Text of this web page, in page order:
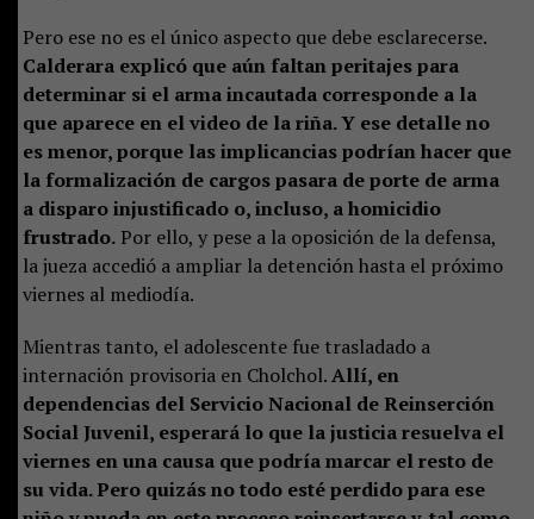
Pero ese no es el único aspecto que debe esclarecerse.
Calderara explicó que aún faltan peritajes para
determinar si el arma incautada corresponde a la
que aparece en el video de la riña. Y ese detalle no
es menor, porque las implicancias podrían hacer que
la formalización de cargos pasara de porte de arma
a disparo injustificado o, incluso, a homicidio
frustrado.Por ello, y pese a la oposición de la defensa,
la jueza accedió a ampliar la detención hasta el próximo
viernes al mediodía.
Mientras tanto, el adolescente fue trasladado a
internación provisoria en Cholchol.Allí, en
dependencias del Servicio Nacional de Reinserción
Social Juvenil, esperará lo que la justicia resuelva el
viernes en una causa que podría marcar el resto de
su vida. Pero quizás no todo esté perdido para ese